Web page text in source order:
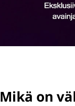
Mikä on